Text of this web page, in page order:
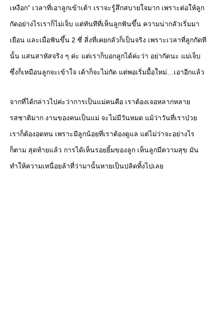
เหงือก” เวลาที่เอาลูกเข้าเต้า เราจะรู้สึกสบายใจมาก เพราะต่อให้ลูก
กัดอย่างไรเราก็ไม่เจ็บ แต่ทันทีที่เห็นลูกฟันขึ้น ความน่ากลัวเริ่มมา
เยือน และเมื่อฟันขึ้น 2 ซี่ สิ่งที่เคยกลัวก็เป็นจริง เพราะเวลาที่ลูกกัดที
นั้น แสนสาหัสจริง ๆ ค่ะ แต่เราก็บอกลูกได้ค่ะว่า อย่ากัดนะ แม่เจ็บ
ซึ่งก็เหมือนลูกจะเข้าใจ เค้าก็จะไม่กัด แต่พอเริ่มมื้อใหม่…เอาอีกแล้ว
จากที่ได้กล่าวไปค่ะว่าการเป็นแม่คนคือ เราต้องเจอหลากหลาย
รสชาติมาก งานของคนเป็นแม่ จะไม่มีวันหมด แม้ว่าวันที่เราป่วย
เราก็ต้องอดทน เพราะมีลูกน้อยที่เราต้องดูแล แต่ไม่ว่าจะอย่างไร
ก็ตาม สุดท้ายแล้ว การได้เห็นรอยยิ้มของลูก เห็นลูกมีความสุข มัน
ทำให้ความเหนื่อยล้าที่ว่ามานั้นหายเป็นปลิดทิ้งไปเลย